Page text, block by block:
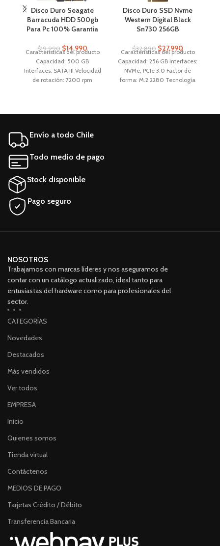
Disco Duro Seagate
Barracuda HDD 500gb
Para Pc 100% Garantia
$19.990 $14.990
Características del producto
Capacidad: 500 GB
Interfaces: SATA III Velocidad
de rotación: 7200 rpm
Marca Seagate Línea Desktop
HDD Modelo ST500DM002
Disco Duro SSD Nvme
Western Digital Black
Sn730 256GB
$32.890 $27.990
Características del producto
Capacidad: 256 GB Interfaces:
NVMe, PCIe 3.0 Factor de
forma: M.2 2280 Tecnología
Envío a todo Chile
Todo medio de pago
Stock disponible
Pago seguro
NOSOTROS
Trabajamos con marcas líderes y nos aseguramos de
contar con un catálogo actualizado, ideal tanto para
entusiastas del hardware como para profesionales del
sector.
CATEGORÍAS
Novedades
Destacados
Más vendidos
Ver todos
EMPRESA
Inicio
Quienes somos
Tienda virtual
Contáctenos
MEDIOS DE PAGO
Tarjetas Crédito / Débito
Transferencia Bancaria